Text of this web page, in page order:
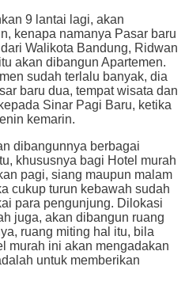
9 lantai lagi, akan
kenapa namanya Pasar baru
Walikota Bandung, Ridwan
akan dibangun Apartemen.
sudah terlalu banyak, dia
baru dua, tempat wisata dan
Sinar Pagi Baru, ketika
kemarin.
dibangunnya berbagai
khususnya bagi Hotel murah
pagi, siang maupun malam
cukup turun kebawah sudah
para pengunjung. Dilokasi
juga, akan dibangun ruang
ruang miting hal itu, bila
murah ini akan mengadakan
untuk memberikan